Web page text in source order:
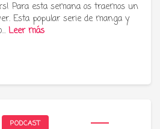
Para esta semana os traemos un
Esta popular serie de manga y
Leer más
PODCAST